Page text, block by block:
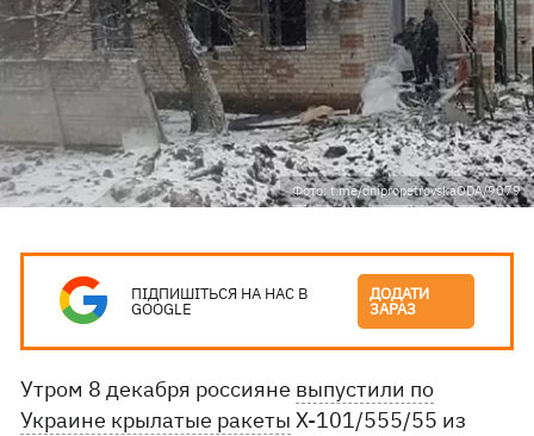
Фото: t.me/dnipropetrovskaODA/9079
ПІДПИШІТЬСЯ НА НАС В
GOOGLE
ДОДАТИ
ЗАРАЗ
Утром 8 декабря россияне выпустили по
Украине крылатые ракеты Х-101/555/55 из